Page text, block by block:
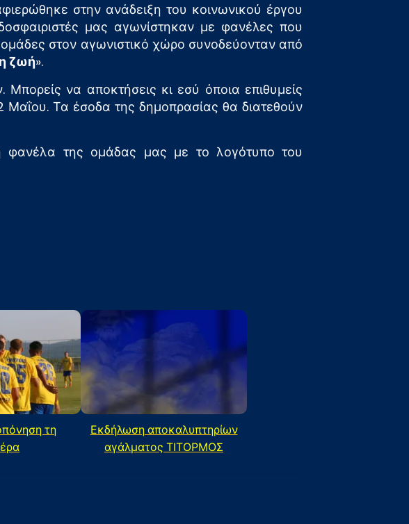
στην ανάδειξη του κοινωνικού έργου
μας αγωνίστηκαν με φανέλες που
στον αγωνιστικό χώρο συνοδεύονταν από
ζωή».
να αποκτήσεις κι εσύ όποια επιθυμείς
Μαΐου. Τα έσοδα της δημοπρασίας θα διατεθούν
φανέλα της ομάδας μας με το λογότυπο του
τη
Εκδήλωση αποκαλυπτηρίων
αγάλματος ΤΙΤΟΡΜΟΣ